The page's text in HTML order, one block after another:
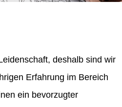
deshalb sind wir
Erfahrung im Bereich
ein bevorzugter